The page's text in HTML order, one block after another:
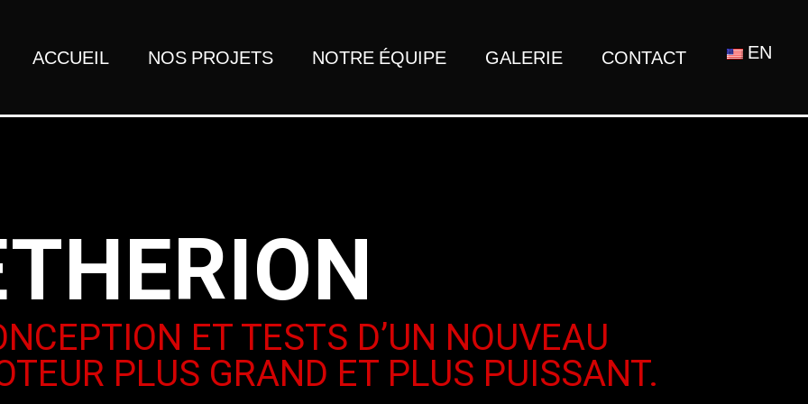
EN
ACCUEIL NOS PROJETS NOTRE ÉQUIPE GALERIE CONTACT
ET TESTS D’UN NOUVEAU
PLUS GRAND ET PLUS PUISSANT.